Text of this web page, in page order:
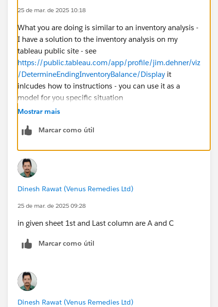
25 de mar. de 2025 10:18
What you are doing is similar to an inventory analysis -
I have a solution to the inventory analysis on my
tableau public site - see
https://public.tableau.com/app/profile/jim.dehner/viz
/DetermineEndingInventoryBalance/Display it
inlcudes how to instructions - you can use it as a
model for you specific situation
Mostrar mais
Marcar como útil
Dinesh Rawat (Venus Remedies Ltd)
25 de mar. de 2025 09:28
in given sheet 1st and Last column are A and C
Marcar como útil
Dinesh Rawat (Venus Remedies Ltd)